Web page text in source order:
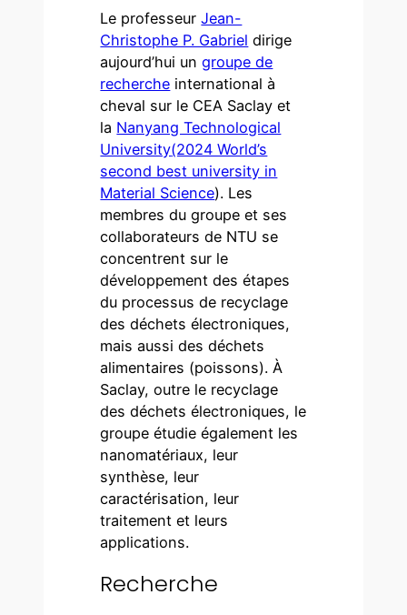
Le professeurJean-
Christophe P. Gabriel dirige
aujourd’hui ungroupe de
recherche international à
cheval sur le CEA Saclay et
la Nanyang Technological
University(2024 World’s
second best university in
Material Science). Les
membres du groupe et ses
collaborateurs de NTU se
concentrent sur le
développement des étapes
du processus de recyclage
des déchets électroniques,
mais aussi des déchets
alimentaires (poissons). À
Saclay, outre le recyclage
des déchets électroniques, le
groupe étudie également les
nanomatériaux, leur
synthèse, leur
caractérisation, leur
traitement et leurs
applications.
Recherche